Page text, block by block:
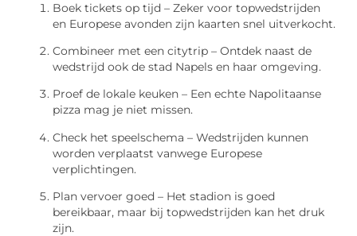
Boek tickets op tijd – Zeker voor topwedstrijden
en Europese avonden zijn kaarten snel uitverkocht.
Combineer met een citytrip – Ontdek naast de
wedstrijd ook de stad Napels en haar omgeving.
Proef de lokale keuken – Een echte Napolitaanse
pizza mag je niet missen.
Check het speelschema – Wedstrijden kunnen
worden verplaatst vanwege Europese
verplichtingen.
Plan vervoer goed – Het stadion is goed
bereikbaar, maar bij topwedstrijden kan het druk
zijn.